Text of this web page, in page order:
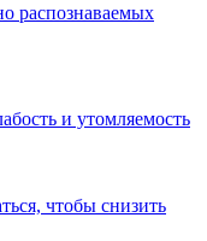
распознаваемых
и утомляемость
чтобы снизить